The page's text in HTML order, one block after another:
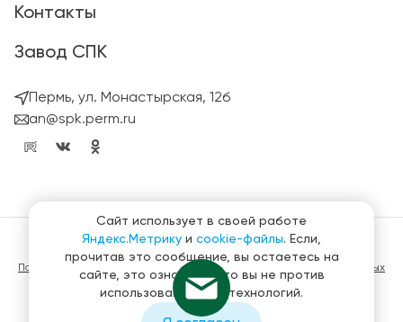
Контакты
Завод СПК
Пермь, ул. Монастырская, 12б
an@spk.perm.ru
© ГК СтройПанельКомплект 2023 – 2026
Политика конфиденциальности в отношении обработки персональных
данных
Материалы, представленные на сайте не являются публичной
офертой
Сайт использует в своей работе
Яндекс.Метрику и cookie-файлы. Если,
прочитав это сообщение, вы остаетесь на
сайте, это означает, что вы не против
использования этих технологий.